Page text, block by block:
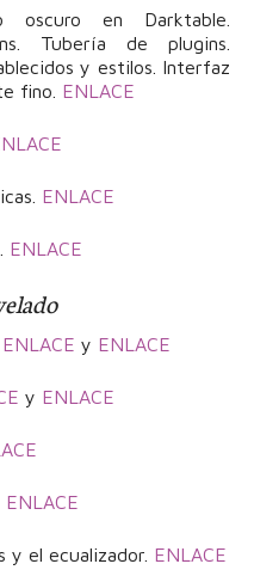
en Darktable.
Tubería de plugins.
y estilos. Interfaz
fino. ENLACE
ENLACE
ENLACE
ENLACE y ENLACE
y ENLACE
ENLACE
y el ecualizador. ENLACE